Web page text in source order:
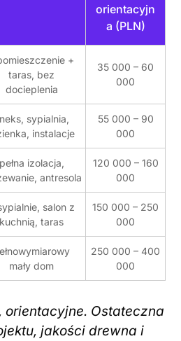
orientacyjn
a (PLN)
+
taras, bez
docieplenia
35 000 – 60
000
sypialnia,
instalacje
55 000 – 90
000
pełna izolacja,
antresola
120 000 – 160
000
salon z
kuchnią, taras
150 000 – 250
000
mały dom
250 000 – 400
000
orientacyjne. Ostateczna
jakości drewna i